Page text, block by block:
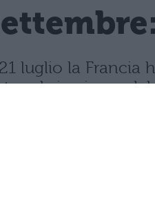
luglio la Francia
in vigore dal